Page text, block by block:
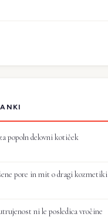
popoln delovni kotiček
pore in mit o dragi kozmetiki
ni le posledica vročine